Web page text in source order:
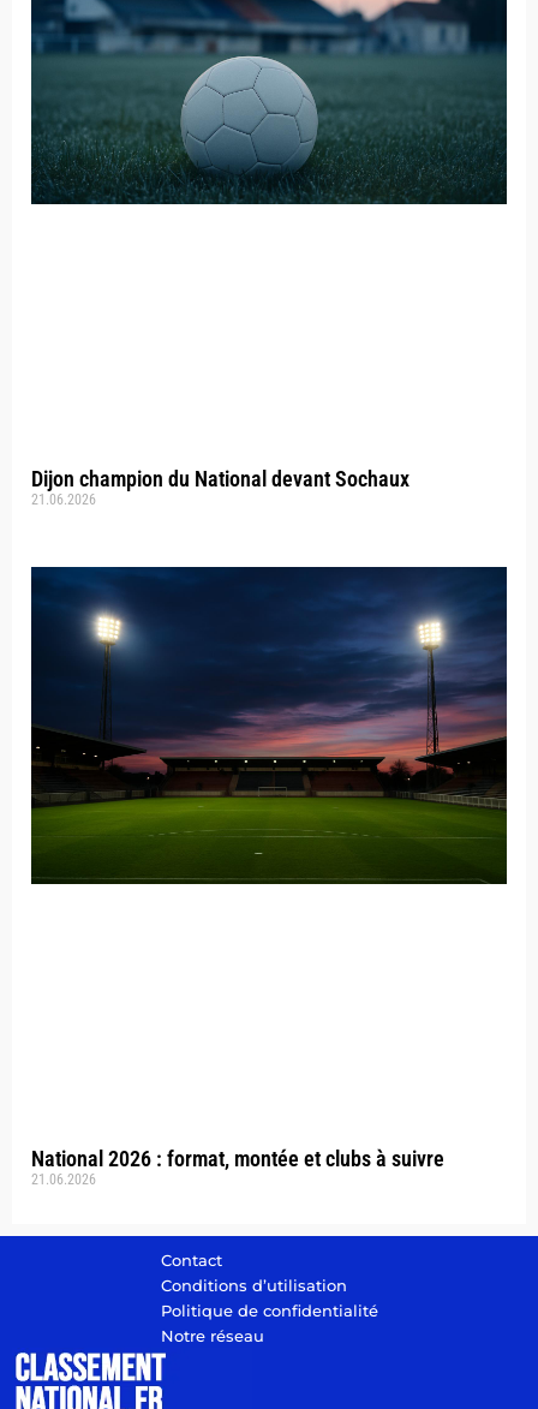
Dijon champion du National devant Sochaux
21.06.2026
National 2026 : format, montée et clubs à suivre
21.06.2026
Contact
Conditions d’utilisation
Politique de confidentialité
Notre réseau